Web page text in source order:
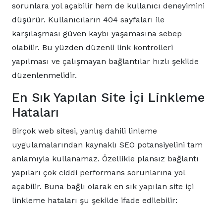
sorunlara yol açabilir hem de kullanıcı deneyimini
düşürür. Kullanıcıların 404 sayfaları ile
karşılaşması güven kaybı yaşamasına sebep
olabilir. Bu yüzden düzenli link kontrolleri
yapılması ve çalışmayan bağlantılar hızlı şekilde
düzenlenmelidir.
En Sık Yapılan Site İçi Linkleme
Hataları
Birçok web sitesi, yanlış dahili linleme
uygulamalarından kaynaklı SEO potansiyelini tam
anlamıyla kullanamaz. Özellikle plansız bağlantı
yapıları çok ciddi performans sorunlarına yol
açabilir. Buna bağlı olarak en sık yapılan site içi
linkleme hataları şu şekilde ifade edilebilir: